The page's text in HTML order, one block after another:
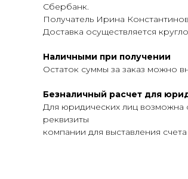
Сбербанк.
Получатель Ирина
Доставка осуществляется
Наличными при получении
Остаток суммы за заказ можно
Безналичный расчет для
Для юридических лиц возможна
реквизиты
компании для выставления